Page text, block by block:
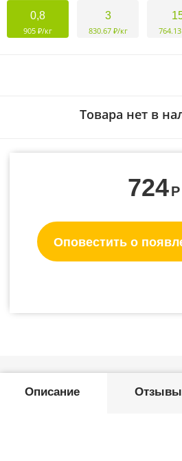
0,8
905 ₽/кг
3
830.67 ₽/кг
Товара нет в
724Р
Оповестить о
Описание Отзывы